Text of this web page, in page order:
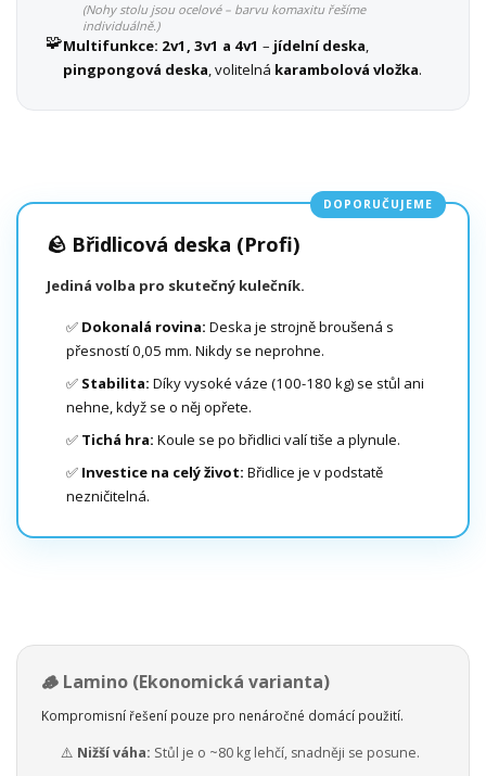
(Nohy stolu jsou ocelové – barvu komaxitu řešíme
individuálně.)
🧩Multifunkce: 2v1, 3v1 a 4v1 – jídelní deska,
pingpongová deska, volitelná karambolová vložka.
DOPORUČUJEME
🪨 Břidlicová deska (Profi)
Jediná volba pro skutečný kulečník.
✅ Dokonalá rovina: Deska je strojně broušená s
přesností 0,05 mm. Nikdy se neprohne.
✅ Stabilita: Díky vysoké váze (100-180 kg) se stůl ani
nehne, když se o něj opřete.
✅ Tichá hra: Koule se po břidlici valí tiše a plynule.
✅ Investice na celý život: Břidlice je v podstatě
nezničitelná.
🪵 Lamino (Ekonomická varianta)
Kompromisní řešení pouze pro nenáročné domácí použití.
⚠️ Nižší váha: Stůl je o ~80 kg lehčí, snadněji se posune.